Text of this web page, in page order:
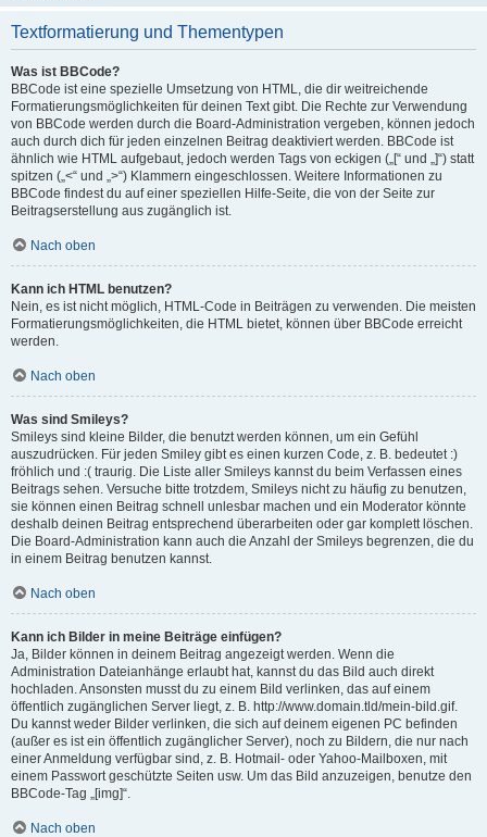
Textformatierung und Thementypen
Was ist BBCode?
BBCode ist eine spezielle Umsetzung von HTML, die dir weitreichende
Formatierungsmöglichkeiten für deinen Text gibt. Die Rechte zur Verwendung
von BBCode werden durch die Board-Administration vergeben, können jedoch
auch durch dich für jeden einzelnen Beitrag deaktiviert werden. BBCode ist
ähnlich wie HTML aufgebaut, jedoch werden Tags von eckigen („[“ und „]“) statt
spitzen („<“ und „>“) Klammern eingeschlossen. Weitere Informationen zu
BBCode findest du auf einer speziellen Hilfe-Seite, die von der Seite zur
Beitragserstellung aus zugänglich ist.
Nach oben
Kann ich HTML benutzen?
Nein, es ist nicht möglich, HTML-Code in Beiträgen zu verwenden. Die meisten
Formatierungsmöglichkeiten, die HTML bietet, können über BBCode erreicht
werden.
Nach oben
Was sind Smileys?
Smileys sind kleine Bilder, die benutzt werden können, um ein Gefühl
auszudrücken. Für jeden Smiley gibt es einen kurzen Code, z. B. bedeutet :)
fröhlich und :( traurig. Die Liste aller Smileys kannst du beim Verfassen eines
Beitrags sehen. Versuche bitte trotzdem, Smileys nicht zu häufig zu benutzen,
sie können einen Beitrag schnell unlesbar machen und ein Moderator könnte
deshalb deinen Beitrag entsprechend überarbeiten oder gar komplett löschen.
Die Board-Administration kann auch die Anzahl der Smileys begrenzen, die du
in einem Beitrag benutzen kannst.
Nach oben
Kann ich Bilder in meine Beiträge einfügen?
Ja, Bilder können in deinem Beitrag angezeigt werden. Wenn die
Administration Dateianhänge erlaubt hat, kannst du das Bild auch direkt
hochladen. Ansonsten musst du zu einem Bild verlinken, das auf einem
öffentlich zugänglichen Server liegt, z. B. http://www.domain.tld/mein-bild.gif.
Du kannst weder Bilder verlinken, die sich auf deinem eigenen PC befinden
(außer es ist ein öffentlich zugänglicher Server), noch zu Bildern, die nur nach
einer Anmeldung verfügbar sind, z. B. Hotmail- oder Yahoo-Mailboxen, mit
einem Passwort geschützte Seiten usw. Um das Bild anzuzeigen, benutze den
BBCode-Tag „[img]“.
Nach oben